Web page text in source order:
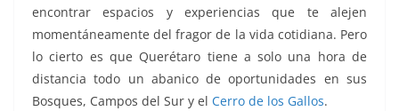
encontrar espacios y experiencias que te alejen
momentáneamente del fragor de la vida cotidiana. Pero
lo cierto es que Querétaro tiene a solo una hora de
distancia todo un abanico de oportunidades en sus
Bosques, Campos del Sur y el Cerro de los Gallos.